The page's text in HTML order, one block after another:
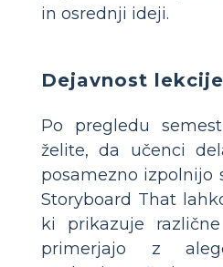
in osrednji ideji.
Dejavnost lekcije
Po pregledu
želite, da učenci
posamezno izpolnijo
Storyboard That
ki prikazuje
primerjajo z